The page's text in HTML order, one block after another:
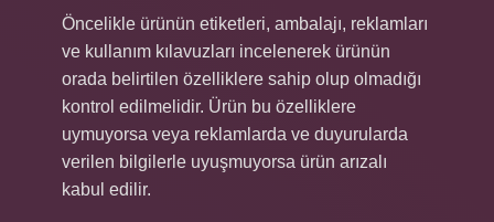
Öncelikle ürünün etiketleri, ambalajı, reklamları
ve kullanım kılavuzları incelenerek ürünün
orada belirtilen özelliklere sahip olup olmadığı
kontrol edilmelidir. Ürün bu özelliklere
uymuyorsa veya reklamlarda ve duyurularda
verilen bilgilerle uyuşmuyorsa ürün arızalı
kabul edilir.